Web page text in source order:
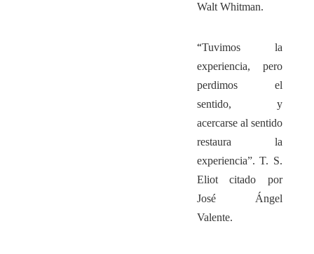
Walt Whitman.
“Tuvimos la
experiencia, pero
perdimos el
sentido, y
acercarse al sentido
restaura la
experiencia”. T. S.
Eliot citado por
José Ángel
Valente.